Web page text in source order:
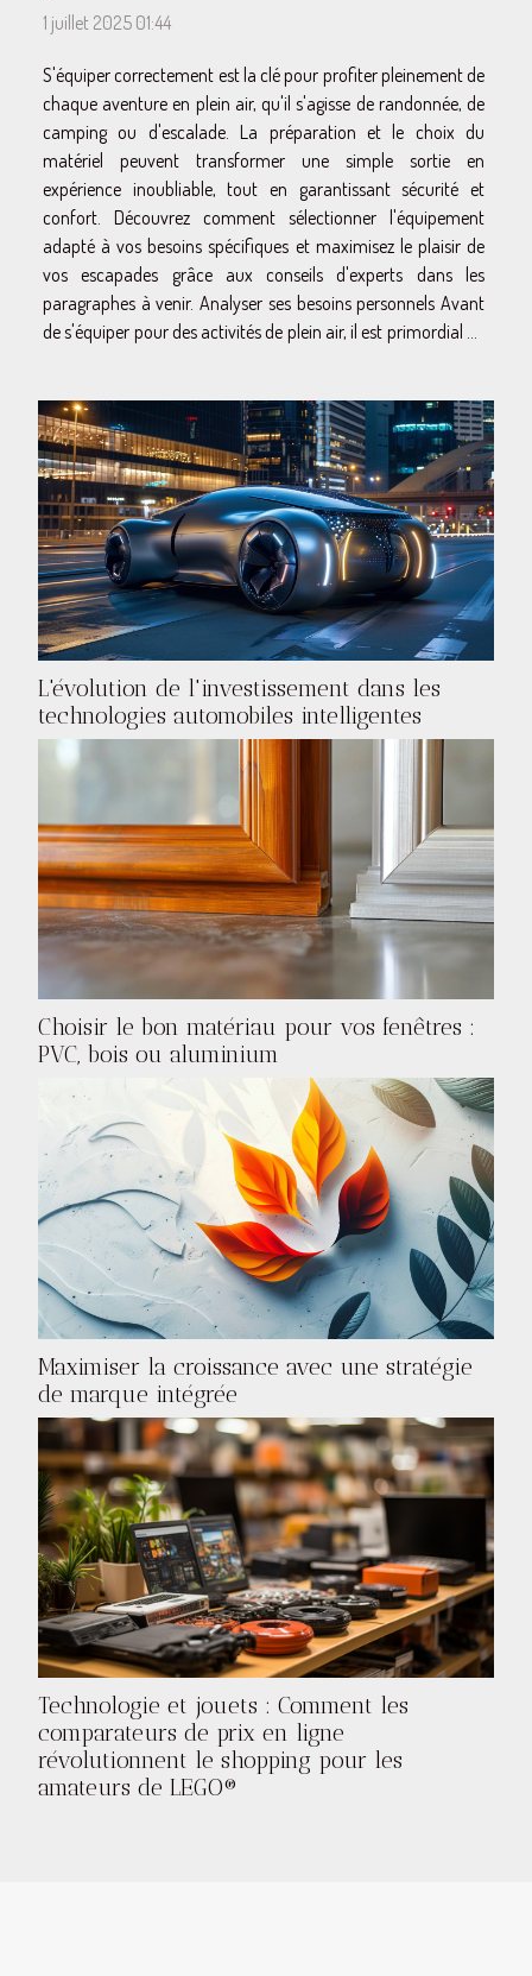
1 juillet 2025 01:44
S'équiper correctement est la clé pour profiter pleinement de
chaque aventure en plein air, qu'il s'agisse de randonnée, de
camping ou d'escalade. La préparation et le choix du
matériel peuvent transformer une simple sortie en
expérience inoubliable, tout en garantissant sécurité et
confort. Découvrez comment sélectionner l'équipement
adapté à vos besoins spécifiques et maximisez le plaisir de
vos escapades grâce aux conseils d'experts dans les
paragraphes à venir. Analyser ses besoins personnels Avant
de s'équiper pour des activités de plein air, il est primordial de
L'évolution de l'investissement dans les
technologies automobiles intelligentes
Choisir le bon matériau pour vos fenêtres :
PVC, bois ou aluminium
Maximiser la croissance avec une stratégie
de marque intégrée
Technologie et jouets : Comment les
comparateurs de prix en ligne
révolutionnent le shopping pour les
amateurs de LEGO®